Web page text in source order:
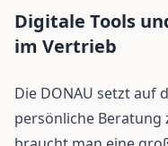
Digitale Tools
im Vertrieb
Die DONAU setzt auf
persönliche Beratung